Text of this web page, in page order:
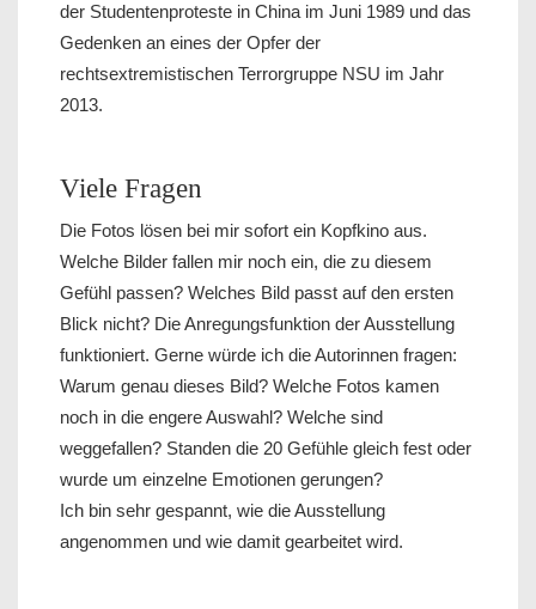
der Studentenproteste in China im Juni 1989 und das
Gedenken an eines der Opfer der
rechtsextremistischen Terrorgruppe NSU im Jahr
2013.
Viele Fragen
Die Fotos lösen bei mir sofort ein Kopfkino aus.
Welche Bilder fallen mir noch ein, die zu diesem
Gefühl passen? Welches Bild passt auf den ersten
Blick nicht? Die Anregungsfunktion der Ausstellung
funktioniert. Gerne würde ich die Autorinnen fragen:
Warum genau dieses Bild? Welche Fotos kamen
noch in die engere Auswahl? Welche sind
weggefallen? Standen die 20 Gefühle gleich fest oder
wurde um einzelne Emotionen gerungen?
Ich bin sehr gespannt, wie die Ausstellung
angenommen und wie damit gearbeitet wird.